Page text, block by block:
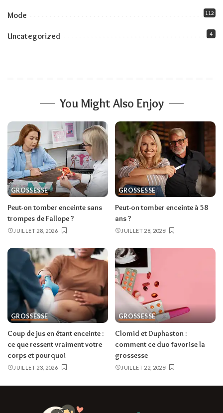
Mode 112
Uncategorized 4
You Might Also Enjoy
GROSSESSE
Peut-on tomber enceinte sans
trompes de Fallope ?
JUILLET 28, 2026
GROSSESSE
Peut-on tomber enceinte à 58
ans ?
JUILLET 28, 2026
GROSSESSE
Coup de jus en étant enceinte :
ce que ressent vraiment votre
corps et pourquoi
JUILLET 23, 2026
GROSSESSE
Clomid et Duphaston :
comment ce duo favorise la
grossesse
JUILLET 22, 2026